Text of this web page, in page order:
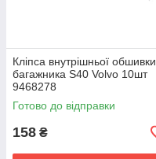
Кліпса внутрішньої обшивки
багажника S40 Volvo 10шт
9468278
Готово до відправки
158 ₴